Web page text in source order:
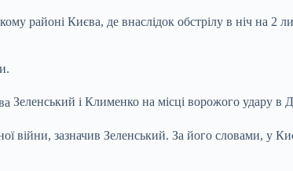
районі Києва, де внаслідок обстрілу в ніч на 2
Зеленський і Клименко на місці ворожого удару
війни, зазначив Зеленський. За його словами, у